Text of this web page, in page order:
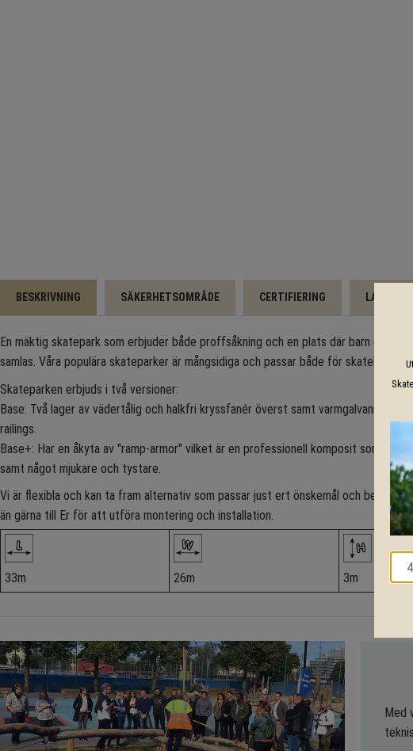
BESKRIVNING SÄKERHETSOMRÅDE CERTIFIERING LADDA NER
En mäktig skatepark som erbjuder både proffsåkning och en plats där barn och
samlas. Våra populära skateparker är mångsidiga och passar både för skateboard,
Skateparken erbjuds i två versioner:
Base: Två lager av vädertålig och halkfri kryssfanér överst samt varmgalvaniserat
railings.
Base+: Har en åkyta av "ramp-armor" vilket är en professionell komposit som ger
samt något mjukare och tystare.
Vi är flexibla och kan ta fram alternativ som passar just ert önskemål och behov
än gärna till Er för att utföra montering och installation.
33m 26m 3m
Med